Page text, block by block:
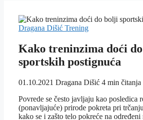
Dragana Dišić Trening
Kako treninzima doći
sportskih postignuća
01.10.2021 Dragana Dišić 4 min čitanja
Povrede se često javljaju kao posledica
(ponavljajuće) prirode pokreta pri
kako se i zašto telo pokreće na određeni